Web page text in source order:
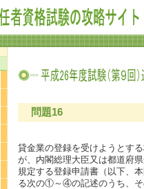
問題16
貸金業の登録を受けようとす
が、内閣総理大臣又は都道府
規定する登録申請書（以下、
る次の①～④の記述のうち、そ